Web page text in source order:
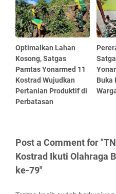
Optimalkan Lahan
Kosong, Satgas
Pamtas Yonarmed 11
Kostrad Wujudkan
Pertanian Produktif di
Perbatasan
Buka
Post a Comment for
Kostrad Ikuti Olahraga
ke-79"